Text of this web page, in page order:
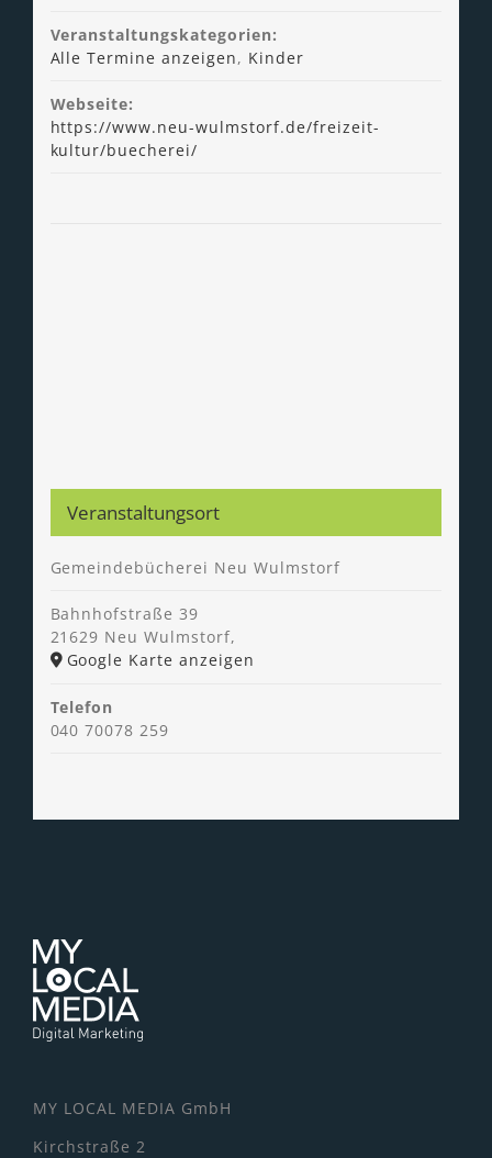
Veranstaltungskategorien:
Alle Termine anzeigen, Kinder
Webseite:
https://www.neu-wulmstorf.de/freizeit-
kultur/buecherei/
Veranstaltungsort
Gemeindebücherei Neu Wulmstorf
Bahnhofstraße 39
21629 Neu Wulmstorf,
Google Karte anzeigen
Telefon
040 70078 259
MY LOCAL MEDIA GmbH
Kirchstraße 2